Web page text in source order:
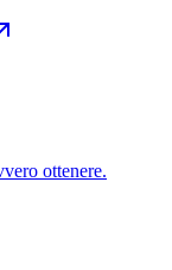
ottenere.